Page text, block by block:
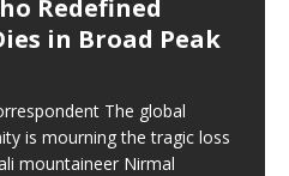
Redefined
in Broad Peak
The global
is mourning the tragic loss
mountaineer Nirmal
विश्व पर्वतारोहणमा इतिहास रचेका
१७ साउन, काठमाडौं। विश्व
कीर्तिमानी व्यक्तित्व
(वाम्रास) केन्द्र ले दशौँ वाम्बुले
[…]
कप्तानगञ्ज क्षेत्रमा दुई समूहबीच
एक जनाको मृत्यु भएको छ भने
धेरै जना घाइते